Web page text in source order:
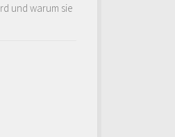
und warum sie